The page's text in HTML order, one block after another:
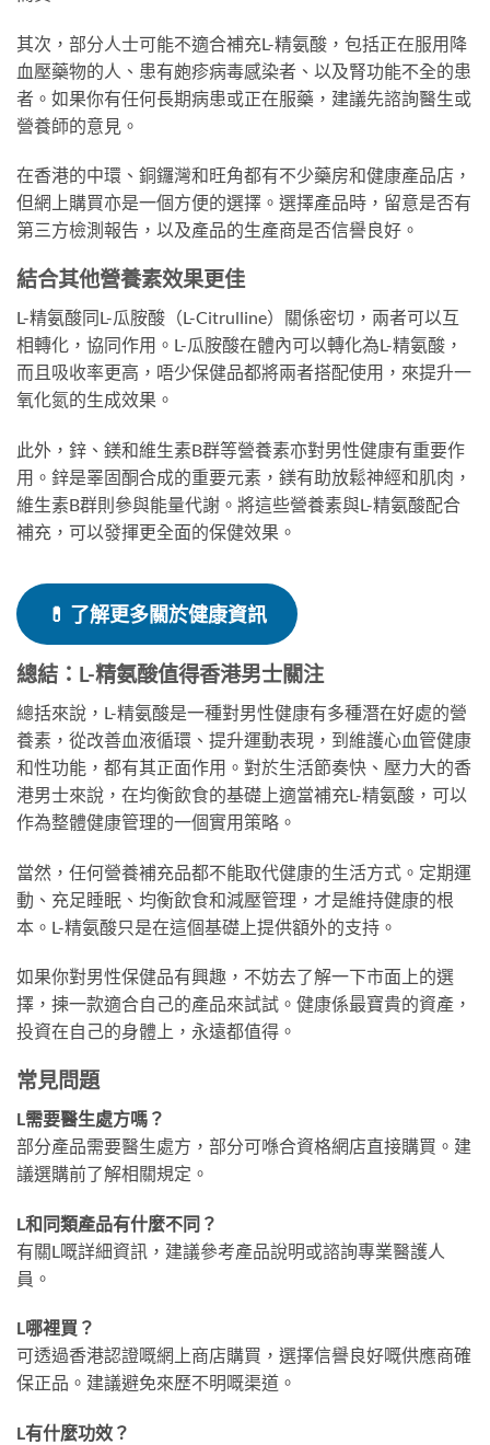
其次，部分人士可能不適合補充L-精氨酸，包括正在服用降
血壓藥物的人、患有皰疹病毒感染者、以及腎功能不全的患
者。如果你有任何長期病患或正在服藥，建議先諮詢醫生或
營養師的意見。
在香港的中環、銅鑼灣和旺角都有不少藥房和健康產品店，
但網上購買亦是一個方便的選擇。選擇產品時，留意是否有
第三方檢測報告，以及產品的生產商是否信譽良好。
結合其他營養素效果更佳
L-精氨酸同L-瓜胺酸（L-Citrulline）關係密切，兩者可以互
相轉化，協同作用。L-瓜胺酸在體內可以轉化為L-精氨酸，
而且吸收率更高，唔少保健品都將兩者搭配使用，來提升一
氧化氮的生成效果。
此外，鋅、鎂和維生素B群等營養素亦對男性健康有重要作
用。鋅是睪固酮合成的重要元素，鎂有助放鬆神經和肌肉，
維生素B群則參與能量代謝。將這些營養素與L-精氨酸配合
補充，可以發揮更全面的保健效果。
💊 了解更多關於健康資訊
總結：L-精氨酸值得香港男士關注
總括來說，L-精氨酸是一種對男性健康有多種潛在好處的營
養素，從改善血液循環、提升運動表現，到維護心血管健康
和性功能，都有其正面作用。對於生活節奏快、壓力大的香
港男士來說，在均衡飲食的基礎上適當補充L-精氨酸，可以
作為整體健康管理的一個實用策略。
當然，任何營養補充品都不能取代健康的生活方式。定期運
動、充足睡眠、均衡飲食和減壓管理，才是維持健康的根
本。L-精氨酸只是在這個基礎上提供額外的支持。
如果你對男性保健品有興趣，不妨去了解一下市面上的選
擇，揀一款適合自己的產品來試試。健康係最寶貴的資產，
投資在自己的身體上，永遠都值得。
常見問題
L需要醫生處方嗎？
部分產品需要醫生處方，部分可喺合資格網店直接購買。建
議選購前了解相關規定。
L和同類產品有什麼不同？
有關L嘅詳細資訊，建議參考產品說明或諮詢專業醫護人
員。
L哪裡買？
可透過香港認證嘅網上商店購買，選擇信譽良好嘅供應商確
保正品。建議避免來歷不明嘅渠道。
L有什麼功效？